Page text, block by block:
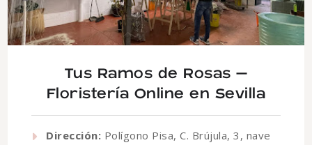
Tus Ramos de Rosas –
Floristería Online en Sevilla
Dirección: Polígono Pisa, C. Brújula, 3, nave